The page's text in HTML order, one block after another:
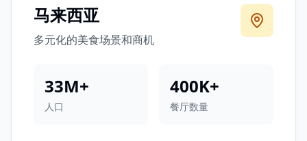
马来西亚
多元化的美食场景和商机
33M+
人口
400K+
餐厅数量